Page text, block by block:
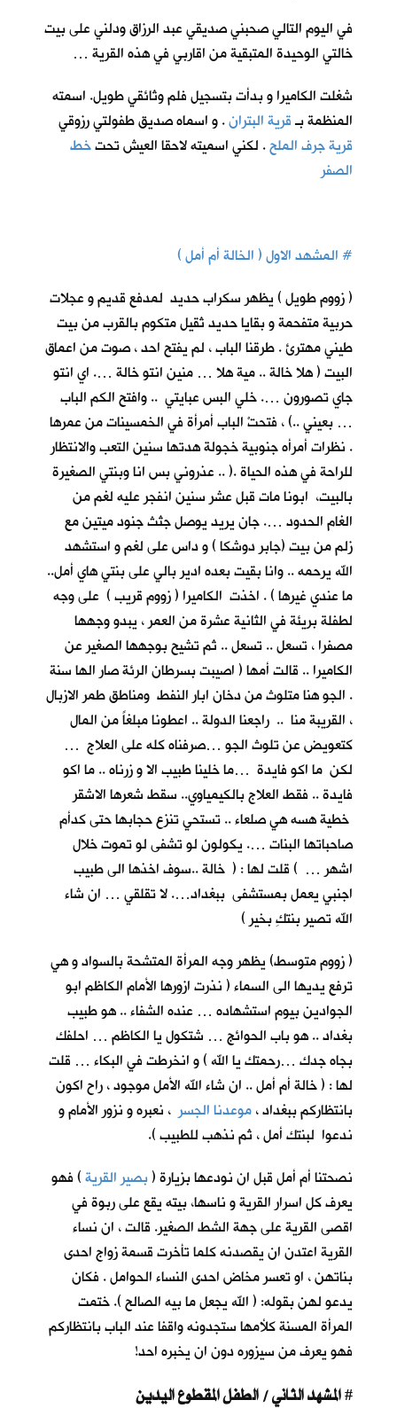
في اليوم التالي صحبني صديقي عبد الرزاق ودلني على بيت
خالتي الوحيدة المتبقية من اقاربي في هذه القرية …
شغلت الكاميرا و بدأت بتسجيل فلم وثائقي طويل. اسمته
المنظمة بـقرية البتران. و اسماه صديق طفولتي رزوقي
قرية جرف الملح. لكني اسميته لاحقا العيش تحتخط
الصفر
#المشهد الاول ( الخالة أم أمل )
( زووم طويل ) يظهر سكراب حديد لمدفع قديم و عجلات
حربية متفحمة و بقايا حديد ثقيل متكوم بالقرب من بيت
طيني مهترئ . طرقنا الباب ، لم يفتح احد ، صوت من اعماق
البيت ( هلا خالة .. مية هلا … منين انتو خالة …. اي انتو
جاي تصورون …. خلي البس عبايتي .. وافتح الكم الباب
… بعيني ..) ، فتحتْ الباب أمرأة في الخمسينات من عمرها
. نظرات أمرأه جنوبية خجولة هدتها سنين التعب والانتظار
للراحة في هذه الحياة .( .. عذروني بس انا وبنتي الصغيرة
بالبيت، ابونا مات قبل عشر سنين انفجر عليه لغم من
الغام الحدود …. جان يريد يوصل جثث جنود ميتين مع
زلم من بيت (جابر دوشكا ) و داس على لغم و استشهد
الله يرحمه .. وانا بقيت بعده ادير بالي على بنتي هاي أمل..
ما عندي غيرها ) . اخذت الكاميرا ( زووم قريب ) على وجه
لطفلة بريئة في الثانية عشرة من العمر ، يبدو وجهها
مصفرا ، تسعل .. تسعل .. ثم تشيح بوجهها الصغير عن
الكاميرا .. قالت أمها ( اصيبت بسرطان الرئة صار الها سنة
. الجو هنا متلوث من دخان ابار النفط ومناطق طمر الازبال
، القريبة منا .. راجعنا الدولة .. اعطونا مبلغاً من المال
كتعويض عن تلوث الجو …صرفناه كله على العلاج …
لكن ما اكو فايدة …ما خلينا طبيب الا و زرناه .. ما اكو
فايدة .. فقط العلاج بالكيمياوي.. سقط شعرها الاشقر
خطية هسه هي صلعاء .. تستحي تنزع حجابها حتى كدأم
صاحباتها البنات …. يكولون لو تشفى لو تموت خلال
اشهر … ) قلت لها : ( خالة ..سوف اخذها الى طبيب
اجنبي يعمل بمستشفى ببغداد…. لا تقلقي … ان شاء
الله تصير بنتكِ بخير )
( زووم متوسط) يظهر وجه المرأة المتشحة بالسواد و هي
ترفع يديها الى السماء ( نذرت ازورها الأمام الكاظم ابو
الجوادين بيوم استشهاده … عنده الشفاء .. هو طبيب
بغداد .. هو باب الحوائج … شتكول يا الكاظم … احلفك
بجاه جدك …رحمتك يا الله ) و انخرطت في البكاء … قلت
لها : ( خالة أم أمل .. ان شاء الله الأمل موجود ، راح اكون
بانتظاركم ببغداد ،موعدنا الجسر ، نعبره و نزور الأمام و
ندعوا لبنتك أمل ، ثم نذهب للطبيب ).
نصحتنا أم أمل قبل ان نودعها بزيارة (بصير القرية) فهو
يعرف كل اسرار القرية و ناسها، بيته يقع على ربوة في
اقصى القرية على جهة الشط الصغير. قالت ، ان نساء
القرية اعتدن ان يقصدنه كلما تأخرت قسمة زواج احدى
بناتهن ، او تعسر مخاض احدى النساء الحوامل . فكان
يدعو لهن بقوله: ( الله يجعل ما بيه الصالح ). ختمت
المرأة المسنة كلأمها ستجدونه واقفا عند الباب بانتظاركم
فهو يعرف من سيزوره دون ان يخبره احد!
# المشهد الثاني / الطفل المقطوع اليدين